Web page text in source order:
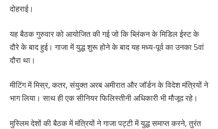
दोहराई।
यह बैठक गुरुवार को आयोजित की गई जो कि ब्लिंकन के मिडिल ईस्ट के
दौरे के बाद हुई। गाजा में युद्ध शुरू होने के बाद यह मध्य-पूर्व का उनका 5वां
दौरा था।
मीटिंग में मिस्र, कतर, संयुक्त अरब अमीरात और जॉर्डन के विदेश मंत्रियों ने
भाग लिया। साथ ही एक सीनियर फिलिस्तीनी अधिकारी भी मौजूद रहे।
मुस्लिम देशों की बैठक में मंत्रियों ने गाजा पट्टी में युद्ध समाप्त करने, तुरंत